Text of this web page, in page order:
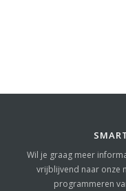
Wil je graag meer
vrijblijvend naar onze
programmeren